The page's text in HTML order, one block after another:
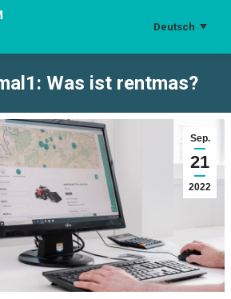
Deutsch
Was ist rentmas?
Sep.
21
2022